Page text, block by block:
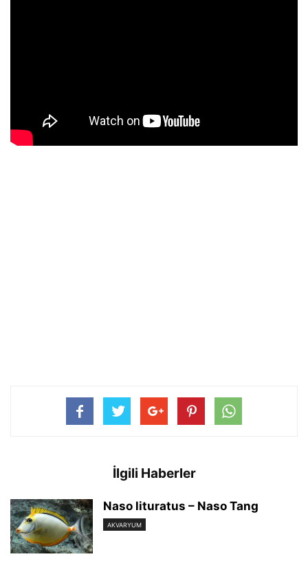
İlgili Haberler
Naso lituratus – Naso Tang
AKVARYUM